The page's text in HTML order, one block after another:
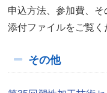
申込方法、参加費、
添付ファイルをご覧く
その他